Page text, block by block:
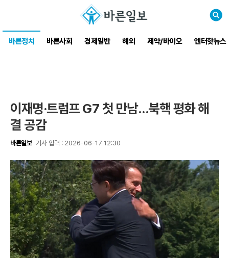
검
바른정치 바른사회 경제일반 해외 제약/바이오 엔터핫뉴스
이재명·트럼프 G7 첫 만남…북핵 평화 해
결 공감
바른일보 기사 입력 : 2026-06-17 12:30